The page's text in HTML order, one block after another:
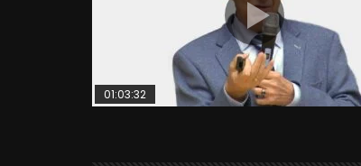
01:03:32